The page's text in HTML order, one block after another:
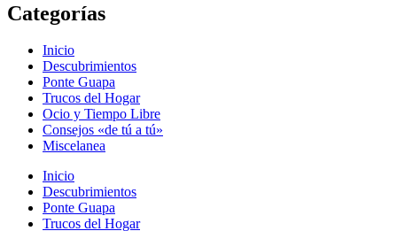
Categorías
Inicio
Descubrimientos
Ponte Guapa
Trucos del Hogar
Ocio y Tiempo Libre
Consejos «de tú a tú»
Miscelanea
Inicio
Descubrimientos
Ponte Guapa
Trucos del Hogar